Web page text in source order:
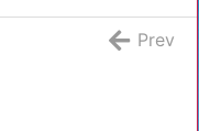
Prev